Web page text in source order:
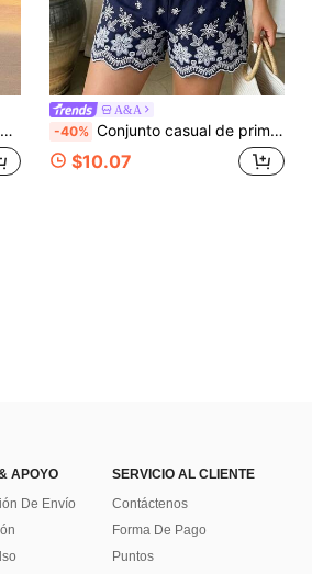
A&A
-40% Conjunto casual de primavera/verano para mujer de talla grande, top y pantalón a juego, tela de algodón de doble tono con contraste de color y bordado
$10.07
APOYO
De Envío
SERVICIO AL CLIENTE
Contáctenos
Forma De Pago
Puntos